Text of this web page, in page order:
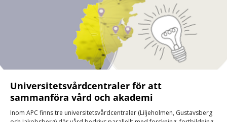
Universitetsvårdcentraler för att
sammanföra vård och akademi
Inom APC finns tre universitetsvårdcentraler (Liljeholmen, Gustavsberg